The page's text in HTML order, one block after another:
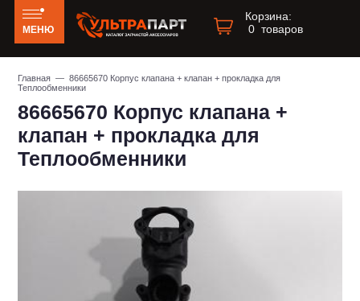
МЕНЮ
Корзина:
0 товаров
Главная — 86665670 Корпус клапана + клапан + прокладка для
Теплообменники
86665670 Корпус клапана +
клапан + прокладка для
Теплообменники